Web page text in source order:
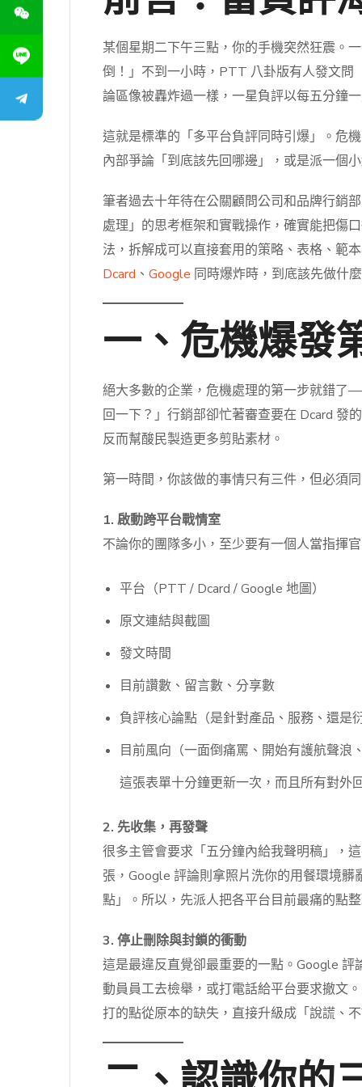
某個星期二下午三點，你的手機突然狂震。
倒！」不到一小時，PTT 八卦版有人發文問
論區像被轟炸過一樣，一星負評以每五分鐘
這就是標準的「多平台負評同時引爆」。危
內部爭論「到底該先回哪邊」，或是派一個
筆者過去十年待在公關顧問公司和品牌行銷
處理」的思考框架和實戰操作，確實能把傷
法，拆解成可以直接套用的策略、表格、範
Dcard 、 Google 同時爆炸時，到底該先做什
一、危機爆發
絕大多數的企業，危機處理的第一步就錯了
回一下？」行銷部卻忙著審查要在 Dcard 發
反而幫酸民製造更多剪貼素材。
第一時間，你該做的事情只有三件，但必須
1. 啟動跨平台戰情室
不論你的團隊多小，至少要有一個人當指揮
平台（PTT / Dcard / Google 地圖）
原文連結與截圖
發文時間
目前讚數、留言數、分享數
負評核心論點（是針對產品、服務、還是
目前風向（一面倒痛罵、開始有護航聲浪
這張表單十分鐘更新一次，而且所有對外
2. 先收集，再發聲
很多主管會要求「五分鐘內給我聲明稿」，
張，Google 評論則拿照片洗你的用餐環境
點」。所以，先派人把各平台目前最痛的點
3. 停止刪除與封鎖的衝動
這是最違反直覺卻最重要的一點。Google
動員員工去檢舉，或打電話給平台要求撤文
打的點從原本的缺失，直接升級成「說謊、